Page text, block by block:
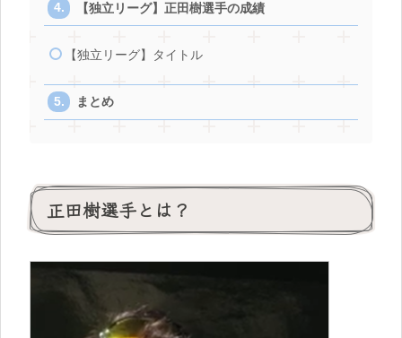
【独立リーグ】正田樹選手の成績
【独立リーグ】タイトル
まとめ
正田樹選手とは？